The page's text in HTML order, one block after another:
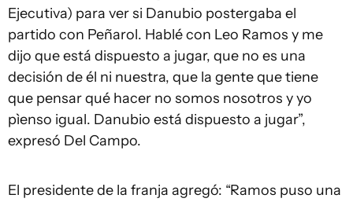
Ejecutiva) para ver si Danubio postergaba el
partido con Peñarol. Hablé con Leo Ramos y me
dijo que está dispuesto a jugar, que no es una
decisión de él ni nuestra, que la gente que tiene
que pensar qué hacer no somos nosotros y yo
pìenso igual. Danubio está dispuesto a jugar”,
expresó Del Campo.
El presidente de la franja agregó: “Ramos puso una